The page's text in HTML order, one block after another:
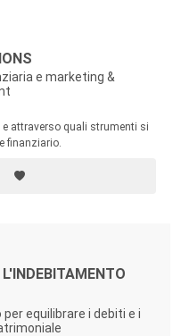
e marketing &
e attraverso quali strumenti si
finanziario.
L'INDEBITAMENTO
equilibrare i debiti e i